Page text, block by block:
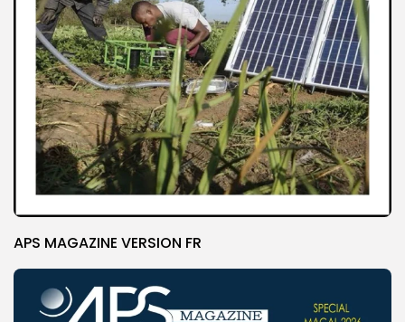
APS MAGAZINE VERSION FR